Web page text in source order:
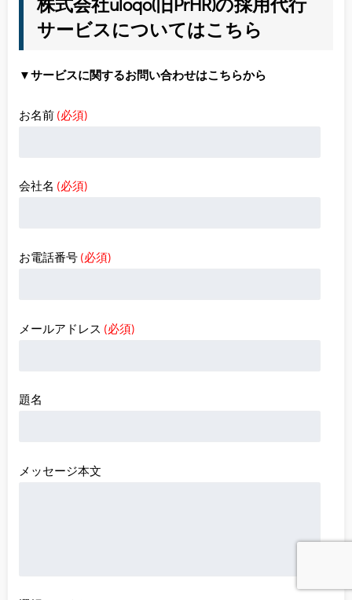
サービスについてはこちら
▼サービスに関するお問い合わせはこちらから
お名前 (必須)
会社名 (必須)
お電話番号 (必須)
メールアドレス (必須)
題名
メッセージ本文